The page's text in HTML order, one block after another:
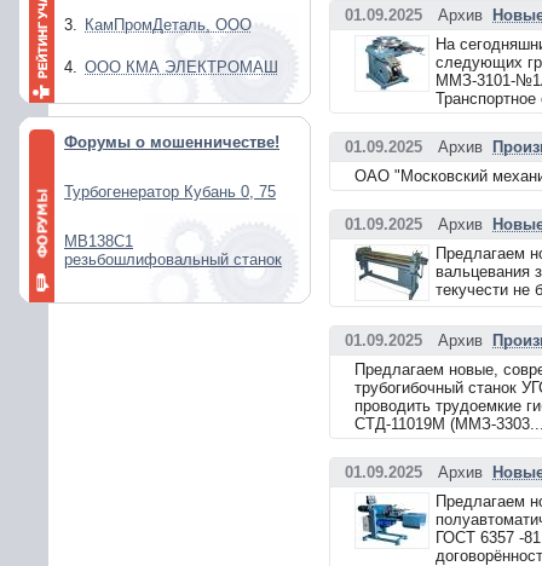
3. КамПромДеталь, ООО
4. ООО КМА ЭЛЕКТРОМАШ
Форумы о мошенничестве!
Турбогенератор Кубань 0, 75
МВ138С1
резьбошлифовальный станок
01.09.2025 Архив
На
следующих
ММЗ-3101-
Транспортное
01.09.2025 Архив
ОАО "Московский
01.09.2025 Архив
Предлагаем
вальцевания
текучести не
01.09.2025 Архив
Предлагаем новые,
трубогибочный станок
проводить трудоемкие
СТД-11019М (ММЗ-3303...
01.09.2025 Архив
Предлагаем
ГОСТ 6357 -